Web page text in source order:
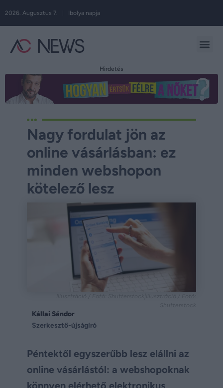
2026. Augusztus 7. | Ibolya napja
Hirdetés
Nagy fordulat jön az
online vásárlásban: ez
minden webshopon
kötelező lesz
Kállai Sándor
Szerkesztő-újságíró
Péntektől egyszerűbb lesz elállni az
online vásárlástól: a webshopoknak